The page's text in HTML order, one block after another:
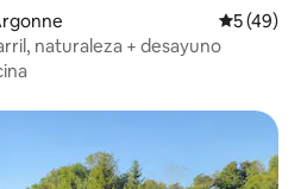
5 (49)
naturaleza + desayuno